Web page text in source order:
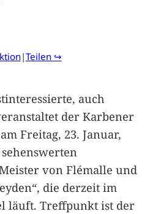
|Teilen ↪
auch
der Karbener
Freitag, 23. Januar,
von Flémalle und
die derzeit im
läuft. Treffpunkt ist der